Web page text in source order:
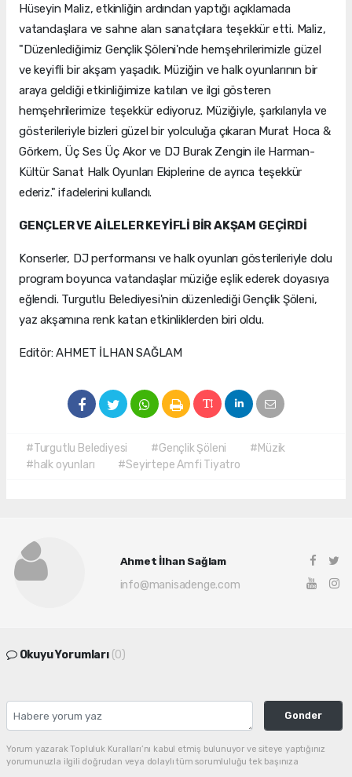
Hüseyin Maliz, etkinliğin ardından yaptığı açıklamada
vatandaşlara ve sahne alan sanatçılara teşekkür etti. Maliz,
"Düzenlediğimiz Gençlik Şöleni'nde hemşehrilerimizle güzel
ve keyifli bir akşam yaşadık. Müziğin ve halk oyunlarının bir
araya geldiği etkinliğimize katılan ve ilgi gösteren
hemşehrilerimize teşekkür ediyoruz. Müziğiyle, şarkılarıyla ve
gösterileriyle bizleri güzel bir yolculuğa çıkaran Murat Hoca &
Görkem, Üç Ses Üç Akor ve DJ Burak Zengin ile Harman-
Kültür Sanat Halk Oyunları Ekiplerine de ayrıca teşekkür
ederiz." ifadelerini kullandı.
GENÇLER VE AİLELER KEYİFLİ BİR AKŞAM GEÇİRDİ
Konserler, DJ performansı ve halk oyunları gösterileriyle dolu
program boyunca vatandaşlar müziğe eşlik ederek doyasıya
eğlendi. Turgutlu Belediyesi'nin düzenlediği Gençlik Şöleni,
yaz akşamına renk katan etkinliklerden biri oldu.
Editör: AHMET İLHAN SAĞLAM
#Turgutlu Belediyesi #Gençlik Şöleni
#Müzik
#halk oyunları
#Seyirtepe Amfi Tiyatro
Ahmet İlhan Sağlam
info@manisadenge.com
Okuyu Yorumları (0)
Gonder
Yorum yazarak Topluluk Kuralları’nı kabul etmiş bulunuyor ve siteye yaptığınız
yorumunuzla ilgili doğrudan veya dolaylı tüm sorumluluğu tek başınıza